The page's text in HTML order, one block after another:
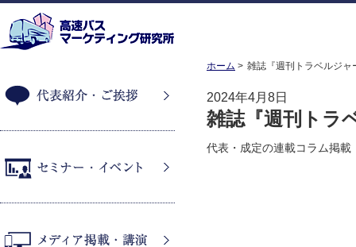
ホーム 雑誌『週刊トラベルジャ
2024年4月8日
雑誌『週刊トラ
代表・成定の連載コラム掲載